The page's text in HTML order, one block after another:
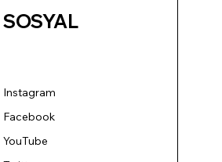
SOSYAL
Instagram
Facebook
YouTube